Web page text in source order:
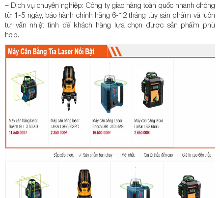
– Dịch vụ chuyên nghiệp: Công ty giao hàng toàn quốc nhanh chóng
từ 1-5 ngày, bảo hành chính hãng 6-12 tháng tùy sản phẩm và luôn
tư vấn nhiệt tình để khách hàng lựa chọn được sản phẩm phù
hợp.